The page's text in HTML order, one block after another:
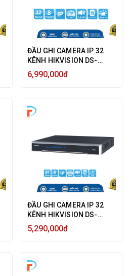
ĐẦU GHI CAMERA IP 32
KÊNH HIKVISION DS-
7732NI-K4 8MP ULTRA HD
4K, 4 HDD SATA - HÀNG
6,990,000đ
ĐẦU GHI CAMERA IP 32
KÊNH HIKVISION DS-
7632NI-K2 ULTRA HD 4K
8MP VÀ 2 HDD - HÀNG
5,290,000đ